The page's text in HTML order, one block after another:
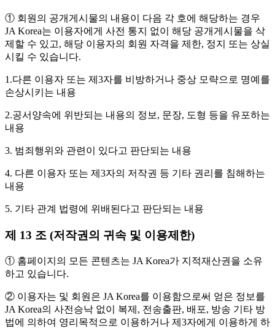
① 회원의 공개게시물의 내용이 다음 각 호에 해당하는 경우
JA Korea는 이용자에게 사전 통지 없이 해당 공개게시물을 삭
제할 수 있고, 해당 이용자의 회원 자격을 제한, 정지 또는 상실
시킬 수 있습니다.
1.다른 이용자 또는 제3자를 비방하거나 중상 모략으로 명예를
손상시키는 내용
2.공서양속에 위반되는 내용의 정보, 문장, 도형 등을 유포하는
내용
3. 범죄행위와 관련이 있다고 판단되는 내용
4. 다른 이용자 또는 제3자의 저작권 등 기타 권리를 침해하는
내용
5. 기타 관계 법령에 위배된다고 판단되는 내용
제 13 조 (저작권의 귀속 및 이용제한)
① 홈페이지의 모든 콘텐츠는 JA Korea가 지적재산권을 소유
하고 있습니다.
② 이용자는 및 회원은 JA Korea를 이용함으로써 얻은 정보를
JA Korea의 사전승낙 없이 복제, 전송출판, 배포, 방송 기타 방
법에 의하여 영리목적으로 이용하거나 제3자에게 이용하게 하